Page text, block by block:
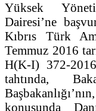
Yüksek
Dairesi’ne
Kıbrıs Türk
Temmuz 2016
H(K-I) 372-
tahtında,
konusunda